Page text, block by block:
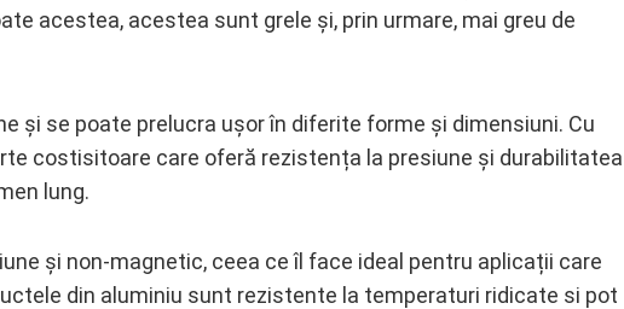
acestea, acestea sunt grele și, prin urmare, mai greu de
și se poate prelucra ușor în diferite forme și dimensiuni. Cu
costisitoare care oferă rezistența la presiune și durabilitatea
lung.
și non-magnetic, ceea ce îl face ideal pentru aplicații care
din aluminiu sunt rezistente la temperaturi ridicate si pot